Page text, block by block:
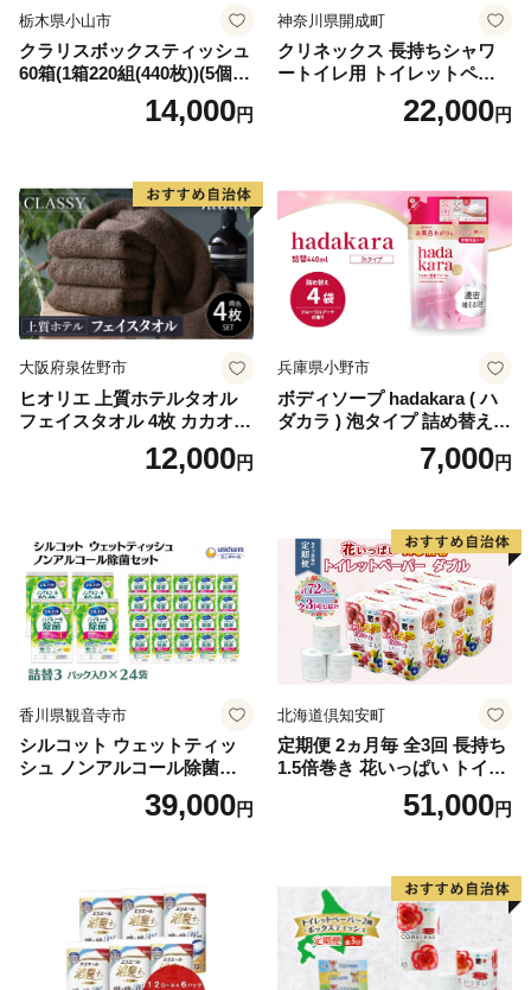
栃木県小山市
クラリスボックスティッシュ
60箱(1箱220組(440枚))(5個入
り×12セット)【1256759】
14,000円
神奈川県開成町
クリネックス 長持ちシャワ
ートイレ用 トイレットペー
パー（ダブル）64ロール(8ロ
ール×8パック) 開成町 トイレ
蓄 防災 エコ 消耗品 生活雑貨
生活用品 無香料 トイレット
ペーパー ダブル といれっと
ぺーぱー トイレ クレシア ト
イレットペーパー [BDBH002
-1]
22,000円
大阪府泉佐野市
ヒオリエ 上質ホテルタオル
フェイスタオル 4枚 カカオ
【タオル 泉州タオル 吸水 普
段使い 無地 シンプル 日用品
12,000円
兵庫県小野市
ボディソープ hadakara ( ハ
ダカラ ) 泡タイプ 詰め替え 4
40ml×4袋 ボディーソープ 泡
ボディソープ 泡 日用品 消耗
泡石鹸 石鹸 兵庫 兵庫県 小野
7,000円
香川県観音寺市
シルコット ウェットティッ
シュ ノンアルコール除菌詰
替（43枚×3P）×24袋 日用品
おもちゃ 拭き取り 手拭き 外
39,000円
北海道倶知安町
定期便 2ヵ月毎 全3回 長持ち
1.5倍巻き 花いっぱい トイレ
ットペーパー ダブル 45ｍ 計
72ロール 全18種 花柄 プリン
ー 消耗品 備蓄 送料無料 北海
道 倶知安町 日用品
51,000円